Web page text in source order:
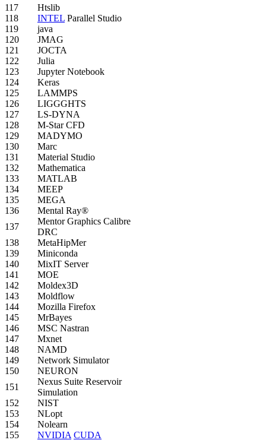
117
Htslib
118
INTEL Parallel Studio
119
java
120
JMAG
121
JOCTA
122
Julia
123
Jupyter Notebook
124
Keras
125
LAMMPS
126
LIGGGHTS
127
LS-DYNA
128
M-Star CFD
129
MADYMO
130
Marc
131
Material Studio
132
Mathematica
133
MATLAB
134
MEEP
135
MEGA
136
Mental Ray®
137
Mentor Graphics Calibre
DRC
138
MetaHipMer
139
Miniconda
140
MixIT Server
141
MOE
142
Moldex3D
143
Moldflow
144
Mozilla Firefox
145
MrBayes
146
MSC Nastran
147
Mxnet
148
NAMD
149
Network Simulator
150
NEURON
151
Nexus Suite Reservoir
Simulation
152
NIST
153
NLopt
154
Nolearn
155
NVIDIA CUDA